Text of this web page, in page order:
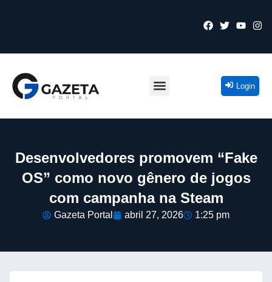
Login
Desenvolvedores promovem “Fake
OS” como novo gênero de jogos
com campanha na Steam
Gazeta Portal abril 27, 2026 1:25 pm